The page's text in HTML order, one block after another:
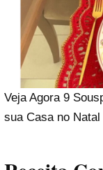
Veja Agora 9
sua Casa no